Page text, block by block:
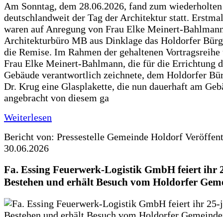
Am Sonntag, dem 28.06.2026, fand zum
deutschlandweit der Tag der Architektur statt.
waren auf Anregung von Frau Elke Meinert-
Architekturbüro MB aus Dinklage das Holdorfer
die Remise. Im Rahmen der gehaltenen
Frau Elke Meinert-Bahlmann, die für die Errichtung
Gebäude verantwortlich zeichnete, dem Holdorfer
Dr. Krug eine Glasplakette, die nun dauerhaft am
angebracht von diesem ga
Weiterlesen
Bericht von: Pressestelle Gemeinde Holdorf
30.06.2026
Fa. Essing Feuerwerk-Logistik GmbH feiert ihr
Bestehen und erhält Besuch vom Holdorfer